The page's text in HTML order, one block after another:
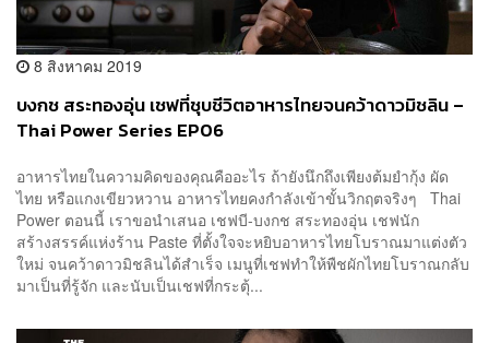
8 สิงหาคม 2019
บงกช สระทองอุ่น เชฟที่ชุบชีวิตอาหารไทยจนคว้าดาวมิชลิน –
Thai Power Series EP06
อาหารไทยในความคิดของคุณคืออะไร ถ้ายังนึกถึงเพียงต้มยำกุ้ง ผัด
ไทย หรือแกงเขียวหวาน อาหารไทยคงกำลังเข้าขั้นวิกฤตจริงๆ Thai
Power ตอนนี้ เราขอนำเสนอ เชฟบี-บงกช สระทองอุ่น เชฟนัก
สร้างสรรค์แห่งร้าน Paste ที่ตั้งใจจะหยิบอาหารไทยโบราณมาแต่งตัว
ใหม่ จนคว้าดาวมิชลินได้สำเร็จ เมนูที่เชฟทำให้พืชผักไทยโบราณกลับ
มาเป็นที่รู้จัก และนับเป็นเชฟที่กระตุ้...